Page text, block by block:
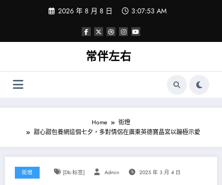
2026 年 8 月 8 日 3:07:53 AM
常伴左右
Home
街燈
甜心甜包養網這個七夕，多對情侶在廣東英德寶晶宮以蹦極示愛
街燈 [db:标签] Admin 2025 年 3 月 4 日